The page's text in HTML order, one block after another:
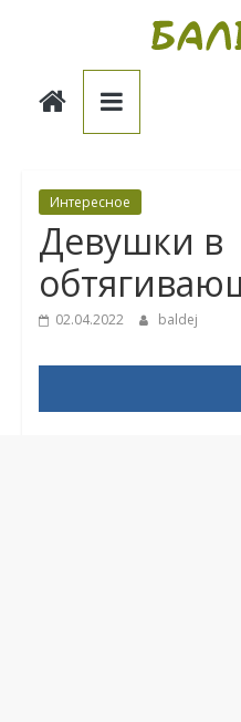
Балдёж
Интересное
Девушки в
02.04.2022 baldej